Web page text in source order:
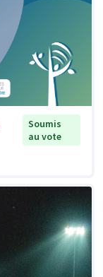
Soumis
au vote